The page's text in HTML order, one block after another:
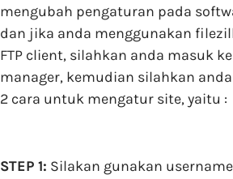
mengubah pengaturan pada
dan jika anda menggunakan
FTP client, silahkan anda masuk
manager, kemudian silahkan
2 cara untuk mengatur site, yaitu :
STEP 1: Silakan gunakan